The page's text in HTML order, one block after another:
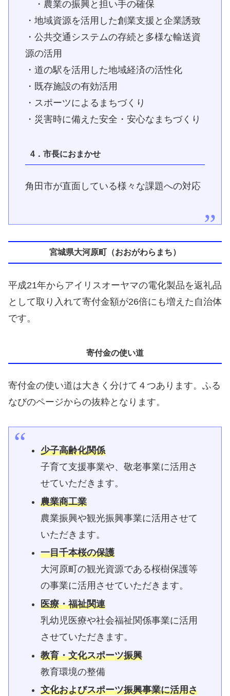
・農業の振興と担い手の確保
・地域資源を活用した創業支援と企業誘致
・公共交通システムの存続と多様な輸送資
源の活用
・道の駅を活用した地域経済の活性化
・既存施設の有効活用
・スポーツによるまちづくり
・災害時に備えた安全・安心なまちづくり
4．市長におまかせ
角田市が直面している様々な課題への対応
宮城県大河原町（おおがわらまち）
平成21年からアイリスオーヤマの電化製品を返礼品
として取り入れて寄付金額が26倍にも増えた自治体
です。
寄付金の使い道
寄付金の使い道は大きく分けて４つあります。ふる
なびのページからの抜粋となります。
少子高齢化関係
子育て支援事業や、敬老事業に活用さ
せていただきます。
農業商工業
農業振興や観光振興事業に活用させて
いただきます。
一目千本桜の保護
大河原町の観光資源である桜樹保護等
の事業に活用させていただきます。
医療・福祉関連
乳幼児医療や社会福祉関係事業に活用
させていただきます。
教育・文化スポーツ振興
教育環境の整備
文化およびスポーツ振興事業に活用さ